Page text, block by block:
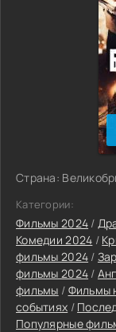
Страна:
Категории:
Фильмы 2024 /
Комедии 2024 /
фильмы 2024 /
фильмы 2024 /
фильмы / Фильмы
событиях /
Популярные